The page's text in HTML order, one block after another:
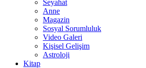
Seyahat
Anne
Magazin
Sosyal Sorumluluk
Video Galeri
Kişisel Gelişim
Astroloji
Kitap